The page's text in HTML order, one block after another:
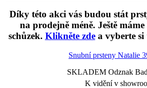
Díky této akci vás budou stát
na prodejně méně. Ještě
schůzek. Klikněte zdea vyberte si
Snubní prsteny Natalie
SKLADEM Odznak
K vidění v